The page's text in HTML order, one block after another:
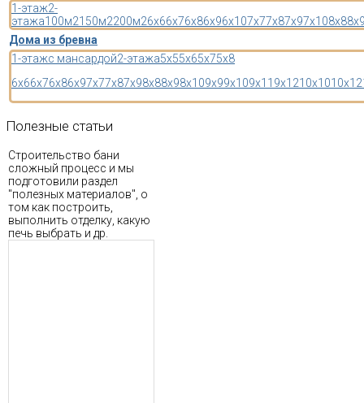
1-этаж2-
этажа100м2150м2200м26x66x76x86x96x107x77x87x97x108x8
Дома из бревна
1-этажс мансардой2-этажа5x55x65x75x8
6x66x76x86x97x77x87x98x88x98x109x99x109x11 9x1210x1010x12
Полезные статьи
Строительство бани
сложный процесс и мы
подготовили раздел
"полезных материалов", о
том как построить,
выполнить отделку, какую
печь выбрать и др.